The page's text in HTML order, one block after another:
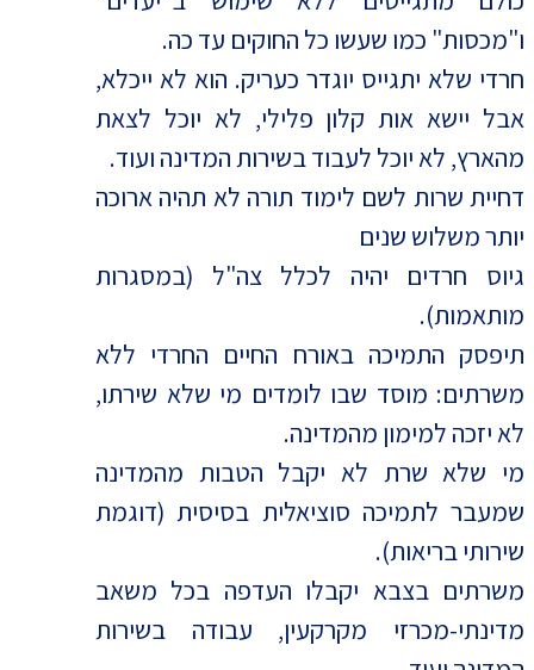
ו"מכסות" כמו שעשו כל החוקים עד כה.
חרדי שלא יתגייס יוגדר כעריק. הוא לא ייכלא,
אבל יישא אות קלון פלילי, לא יוכל לצאת
מהארץ, לא יוכל לעבוד בשירות המדינה ועוד.
דחיית שרות לשם לימוד תורה לא תהיה ארוכה
יותר משלוש שנים
גיוס חרדים יהיה לכלל צה"ל (במסגרות
מותאמות).
תיפסק התמיכה באורח החיים החרדי ללא
משרתים: מוסד שבו לומדים מי שלא שירתו,
לא יזכה למימון מהמדינה.
מי שלא שרת לא יקבל הטבות מהמדינה
שמעבר לתמיכה סוציאלית בסיסית (דוגמת
שירותי בריאות).
משרתים בצבא יקבלו העדפה בכל משאב
מדינתי-מכרזי מקרקעין, עבודה בשירות